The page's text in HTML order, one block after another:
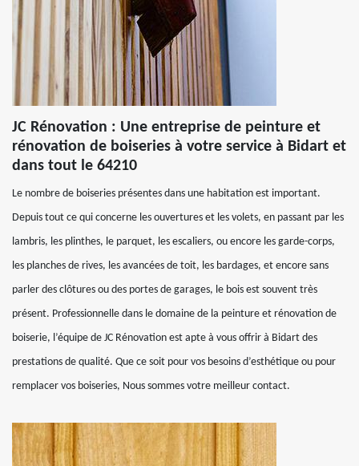
JC Rénovation : Une entreprise de peinture et
rénovation de boiseries à votre service à Bidart et
dans tout le 64210
Le nombre de boiseries présentes dans une habitation est important.
Depuis tout ce qui concerne les ouvertures et les volets, en passant par les
lambris, les plinthes, le parquet, les escaliers, ou encore les garde-corps,
les planches de rives, les avancées de toit, les bardages, et encore sans
parler des clôtures ou des portes de garages, le bois est souvent très
présent. Professionnelle dans le domaine de la peinture et rénovation de
boiserie, l’équipe de JC Rénovation est apte à vous offrir à Bidart des
prestations de qualité. Que ce soit pour vos besoins d’esthétique ou pour
remplacer vos boiseries, Nous sommes votre meilleur contact.